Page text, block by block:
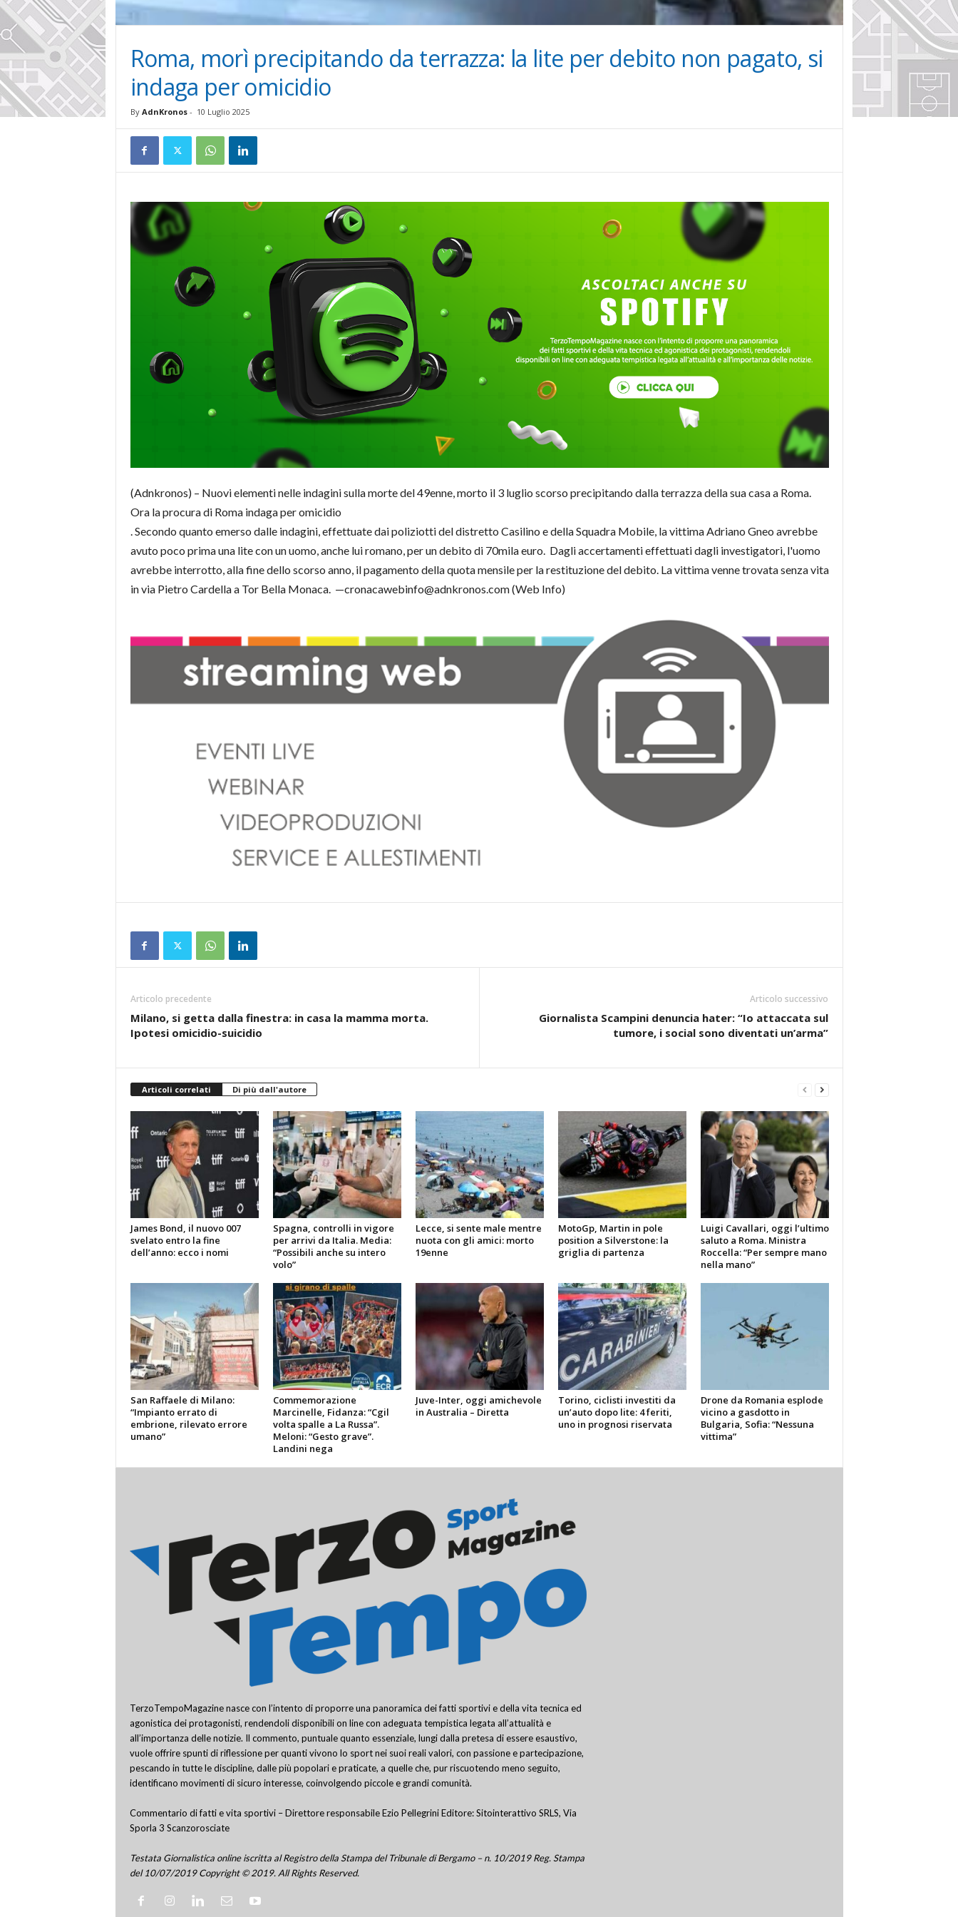
Roma, morì precipitando da terrazza: la lite per debito non pagato, si
indaga per omicidio
By AdnKronos- 10 Luglio 2025
(Adnkronos) – Nuovi elementi nelle indagini sulla morte del 49enne, morto il 3 luglio scorso precipitando dalla terrazza della sua casa a Roma.
Ora la procura di Roma indaga per omicidio
. Secondo quanto emerso dalle indagini, effettuate dai poliziotti del distretto Casilino e della Squadra Mobile, la vittima Adriano Gneo avrebbe
avuto poco prima una lite con un uomo, anche lui romano, per un debito di 70mila euro. Dagli accertamenti effettuati dagli investigatori, l'uomo
avrebbe interrotto, alla fine dello scorso anno, il pagamento della quota mensile per la restituzione del debito. La vittima venne trovata senza vita
in via Pietro Cardella a Tor Bella Monaca. —cronacawebinfo@adnkronos.com (Web Info)
Articolo precedente
Milano, si getta dalla finestra: in casa la mamma morta.
Ipotesi omicidio-suicidio
Articolo successivo
Giornalista Scampini denuncia hater: “Io attaccata sul
tumore, i social sono diventati un’arma”
Articoli correlati Di più dall'autore
James Bond, il nuovo 007
svelato entro la fine
dell’anno: ecco i nomi
Spagna, controlli in vigore
per arrivi da Italia. Media:
“Possibili anche su intero
volo”
Lecce, si sente male mentre
nuota con gli amici: morto
19enne
MotoGp, Martin in pole
position a Silverstone: la
griglia di partenza
Luigi Cavallari, oggi l’ultimo
saluto a Roma. Ministra
Roccella: “Per sempre mano
nella mano”
San Raffaele di Milano:
“Impianto errato di
embrione, rilevato errore
umano”
Commemorazione
Marcinelle, Fidanza: “Cgil
volta spalle a La Russa”.
Meloni: “Gesto grave”.
Landini nega
Juve-Inter, oggi amichevole
in Australia – Diretta
Torino, ciclisti investiti da
un’auto dopo lite: 4 feriti,
uno in prognosi riservata
Drone da Romania esplode
vicino a gasdotto in
Bulgaria, Sofia: “Nessuna
vittima”
TerzoTempoMagazine nasce con l’intento di proporre una panoramica dei fatti sportivi e della vita tecnica ed
agonistica dei protagonisti, rendendoli disponibili on line con adeguata tempistica legata all’attualità e
all’importanza delle notizie. Il commento, puntuale quanto essenziale, lungi dalla pretesa di essere esaustivo,
vuole offrire spunti di riflessione per quanti vivono lo sport nei suoi reali valori, con passione e partecipazione,
pescando in tutte le discipline, dalle più popolari e praticate, a quelle che, pur riscuotendo meno seguito,
identificano movimenti di sicuro interesse, coinvolgendo piccole e grandi comunità.
Commentario di fatti e vita sportivi – Direttore responsabile Ezio Pellegrini Editore: Sitointerattivo SRLS, Via
Sporla 3 Scanzorosciate
Testata Giornalistica online iscritta al Registro della Stampa del Tribunale di Bergamo – n. 10/2019 Reg. Stampa
del 10/07/2019 Copyright © 2019. All Rights Reserved.